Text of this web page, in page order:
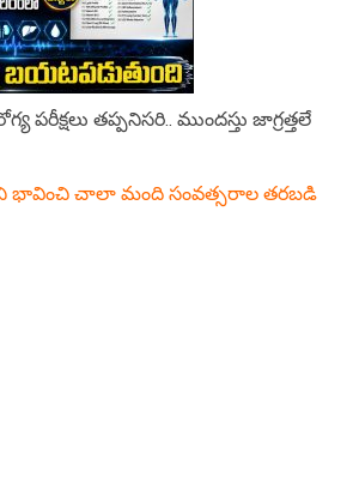
పరీక్షలు తప్పనిసరి.. ముందస్తు జాగ్రత్తలే
భావించి చాలా మంది సంవత్సరాల తరబడి